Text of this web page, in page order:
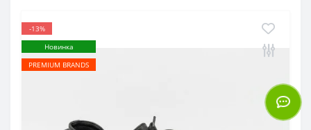
-13%
Новинка
PREMIUM BRANDS